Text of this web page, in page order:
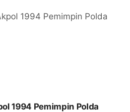
1994 Pemimpin Polda